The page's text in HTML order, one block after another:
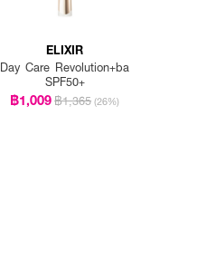
ELIXIR
Day Care Revolution+ba
SPF50+
฿1,009฿1,365 (26%)